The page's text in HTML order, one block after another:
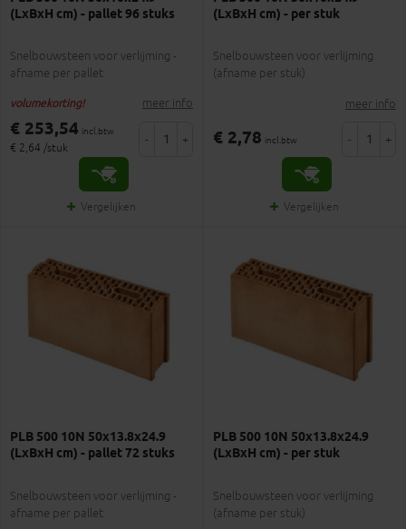
(LxBxH cm) - pallet 96 stuks
Snelbouwsteen voor verlijming​​​​​​ -
afname per pallet
volumekorting! meer info
€ 253,54 incl.btw
€ 2,64 /stuk
- +
Vergelijken
(LxBxH cm) - per stuk
Snelbouwsteen voor verlijming​​​​​​
(afname per stuk)
meer info
€ 2,78 incl.btw - +
Vergelijken
PLB 500 10N 50x13.8x24.9
(LxBxH cm) - pallet 72 stuks
Snelbouwsteen voor verlijming​​​​​​ -
afname per pallet
PLB 500 10N 50x13.8x24.9
(LxBxH cm) - per stuk
Snelbouwsteen voor verlijming​​​​​​
(afname per stuk)